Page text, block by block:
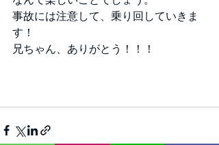
事故には注意して、乗り回していきま
す！
兄ちゃん、ありがとう！！！